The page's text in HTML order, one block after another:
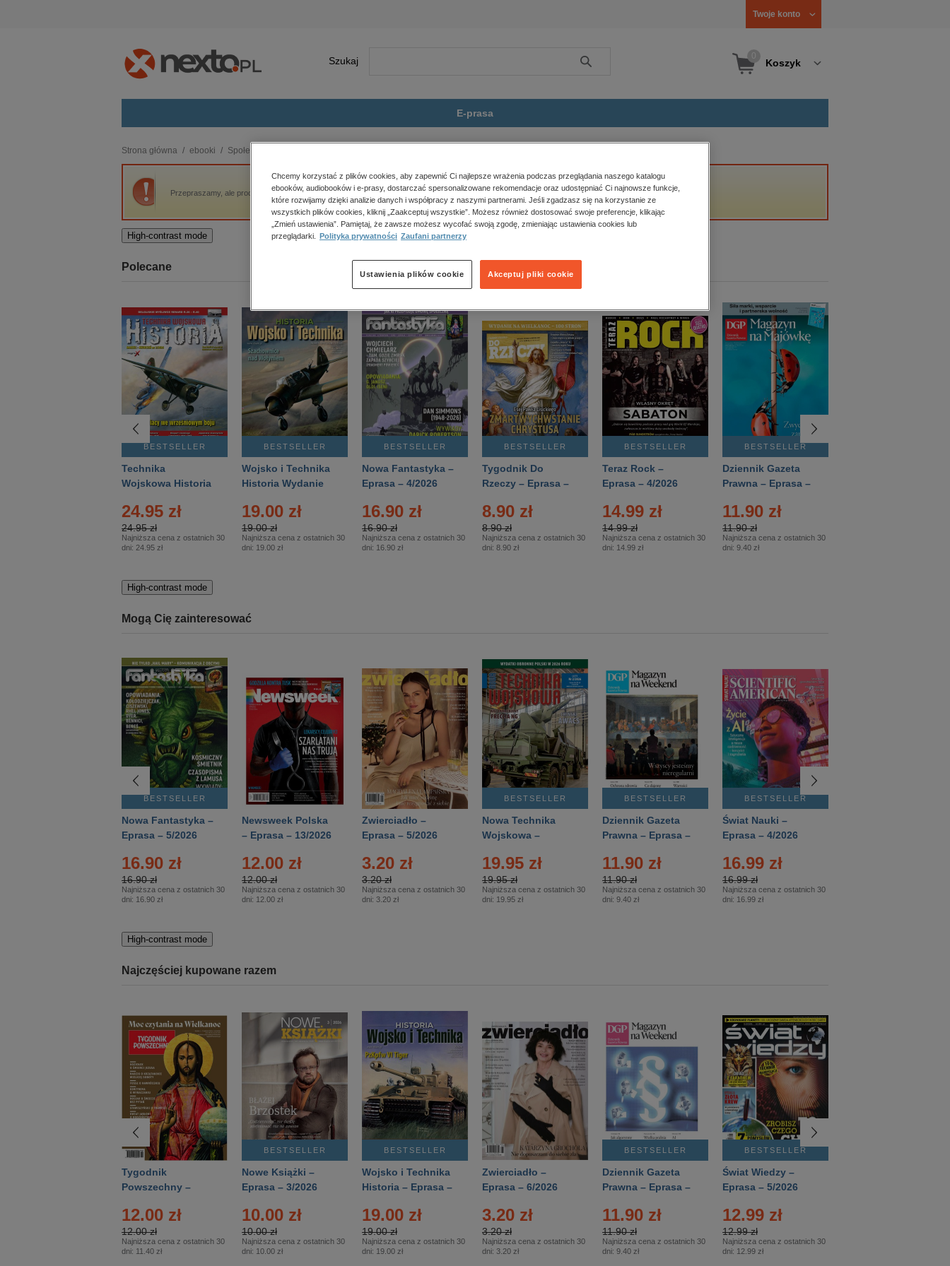
Twoje konto
Szukaj Szukaj Koszyk
E-prasa
budownictwo, aranżacja wnętrz
biznesowe, branżowe, gospodarka
darmowe wydania
edukacja
kobiece, lifestyle, kultura
polityka, społeczno-informacyjne
psychologiczne
inne
popularno-naukowe
historia
zdrowie
religie
Strona główna ebooki Społeczeństwo
Przepraszamy, ale produkt „Przegląd. 19” nie jest dostępny.
High-contrast mode
Polecane
BESTSELLER
Technika
Wojskowa Historia
24.95 zł
24.95 zł
Najniższa cena z ostatnich 30
dni: 24.95 zł
BESTSELLER
Wojsko i Technika
Historia Wydanie
– 2/2026
19.00 zł
19.00 zł
Najniższa cena z ostatnich 30
dni: 19.00 zł
BESTSELLER
Nowa Fantastyka –
Eprasa – 4/2026
16.90 zł
16.90 zł
Najniższa cena z ostatnich 30
dni: 16.90 zł
BESTSELLER
Tygodnik Do
Rzeczy – Eprasa –
8.90 zł
8.90 zł
Najniższa cena z ostatnich 30
dni: 8.90 zł
BESTSELLER
Teraz Rock –
Eprasa – 4/2026
14.99 zł
14.99 zł
Najniższa cena z ostatnich 30
dni: 14.99 zł
BESTSELLER
Dziennik Gazeta
Prawna – Eprasa –
11.90 zł
11.90 zł
Najniższa cena z ostatnich 30
dni: 9.40 zł
High-contrast mode
Mogą Cię zainteresować
BESTSELLER
Nowa Fantastyka –
Eprasa – 5/2026
16.90 zł
16.90 zł
Najniższa cena z ostatnich 30
dni: 16.90 zł
Newsweek Polska
– Eprasa – 13/2026
12.00 zł
12.00 zł
Najniższa cena z ostatnich 30
dni: 12.00 zł
Zwierciadło –
Eprasa – 5/2026
3.20 zł
3.20 zł
Najniższa cena z ostatnich 30
dni: 3.20 zł
BESTSELLER
Nowa Technika
Wojskowa –
19.95 zł
19.95 zł
Najniższa cena z ostatnich 30
dni: 19.95 zł
BESTSELLER
Dziennik Gazeta
Prawna – Eprasa –
11.90 zł
11.90 zł
Najniższa cena z ostatnich 30
dni: 9.40 zł
BESTSELLER
Świat Nauki –
Eprasa – 4/2026
16.99 zł
16.99 zł
Najniższa cena z ostatnich 30
dni: 16.99 zł
High-contrast mode
Najczęściej kupowane razem
Tygodnik
Powszechny –
12.00 zł
12.00 zł
Najniższa cena z ostatnich 30
dni: 11.40 zł
BESTSELLER
Nowe Książki –
Eprasa – 3/2026
10.00 zł
10.00 zł
Najniższa cena z ostatnich 30
dni: 10.00 zł
BESTSELLER
Wojsko i Technika
Historia – Eprasa –
19.00 zł
19.00 zł
Najniższa cena z ostatnich 30
dni: 19.00 zł
Zwierciadło –
Eprasa – 6/2026
3.20 zł
3.20 zł
Najniższa cena z ostatnich 30
dni: 3.20 zł
BESTSELLER
Dziennik Gazeta
Prawna – Eprasa –
11.90 zł
11.90 zł
Najniższa cena z ostatnich 30
dni: 9.40 zł
BESTSELLER
Świat Wiedzy –
Eprasa – 5/2026
12.99 zł
12.99 zł
Najniższa cena z ostatnich 30
dni: 12.99 zł
Chcemy korzystać z plików cookies, aby zapewnić Ci najlepsze wrażenia podczas przeglądania naszego katalogu
ebooków, audiobooków i e-prasy, dostarczać spersonalizowane rekomendacje oraz udostępniać Ci najnowsze funkcje,
które rozwijamy dzięki analizie danych i współpracy z naszymi partnerami. Jeśli zgadzasz się na korzystanie ze
wszystkich plików cookies, kliknij „Zaakceptuj wszystkie”. Możesz również dostosować swoje preferencje, klikając
„Zmień ustawienia”. Pamiętaj, że zawsze możesz wycofać swoją zgodę, zmieniając ustawienia cookies lub
przeglądarki.
Polityka prywatności Zaufani partnerzy
Akceptuj pliki cookie
Ustawienia plików cookie